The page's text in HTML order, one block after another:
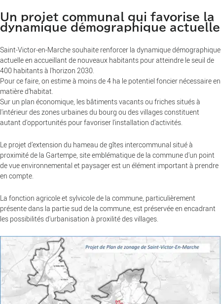
Un projet communal qui favorise la
dynamique démographique actuelle
Saint-Victor-en-Marche souhaite renforcer la dynamique démographique
actuelle en accueillant de nouveaux habitants pour atteindre le seuil de
400 habitants à l'horizon 2030.
Pour ce faire, on estime à moins de 4 ha le potentiel foncier nécessaire en
matière d’habitat.
Sur un plan économique, les bâtiments vacants ou friches situés à
l'intérieur des zones urbaines du bourg ou des villages constituent
autant d'opportunités pour favoriser l'installation d'activités.
Le projet d’extension du hameau de gîtes intercommunal situé à
proximité de la Gartempe, site emblématique de la commune d'un point
de vue environnemental et paysager est un élément important à prendre
en compte.
La fonction agricole et sylvicole de la commune, particulièrement
présente dans la partie sud de la commune, est préservée en encadrant
les possibilités d'urbanisation à proxilité des villages.